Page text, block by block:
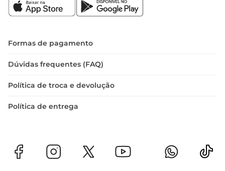
armazenamento, mantendo a frescura e o sabor
Especificações e informações adicionais
- Peso líquido: 800g
- Uso recomendado: Ideal para preparo de
- Conservação: Armazenar em local seco e fresco,
O Leite em Pó LA Sereníssima Instantâneo é a
escolha certa para quem busca praticidade, sabor
Formas de pagamento
Dúvidas frequentes (FAQ)
Política de troca e devolução
Política de entrega